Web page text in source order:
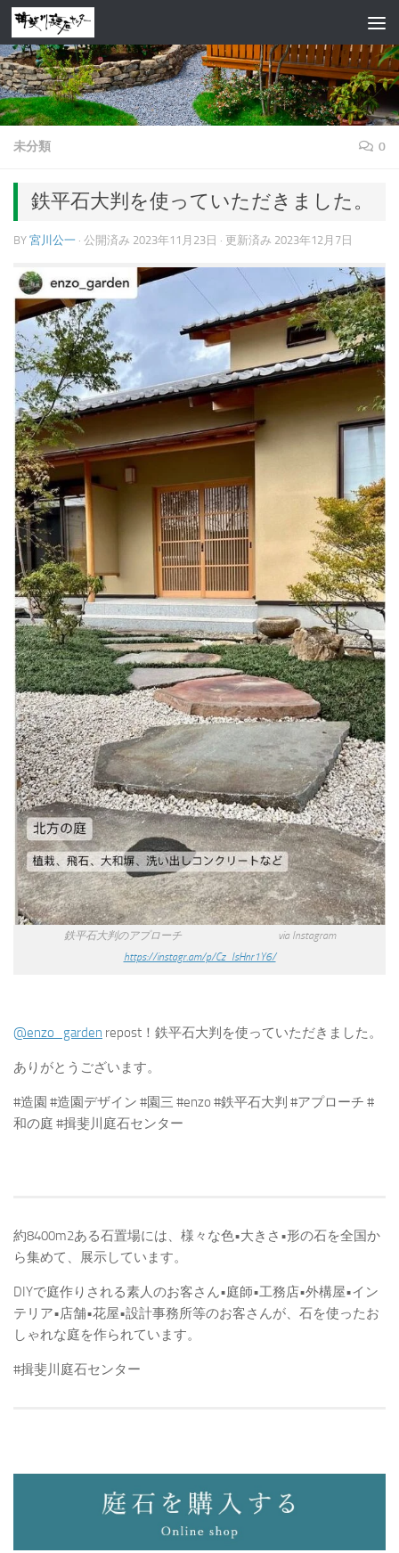
コンテンツへスキップ
未分類 0
鉄平石大判を使っていただきました。
BY 宮川公一 · 公開済み 2023年11月23日 · 更新済み 2023年12月7日
鉄平石大判のアプローチ via Instagram
https://instagr.am/p/Cz_IsHnr1Y6/
@enzo_garden repost！鉄平石大判を使っていただきました。
ありがとうございます。
#造園 #造園デザイン #園三 #enzo #鉄平石大判 #アプローチ #
和の庭 #揖斐川庭石センター
約8400m2ある石置場には、様々な色•大きさ•形の石を全国か
ら集めて、展示しています。
DIYで庭作りされる素人のお客さん•庭師•工務店•外構屋•イン
テリア•店舗•花屋•設計事務所等のお客さんが、石を使ったお
しゃれな庭を作られています。
#揖斐川庭石センター